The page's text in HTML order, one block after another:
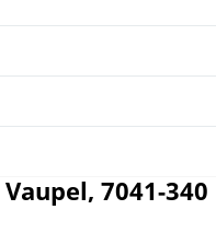
7041-340